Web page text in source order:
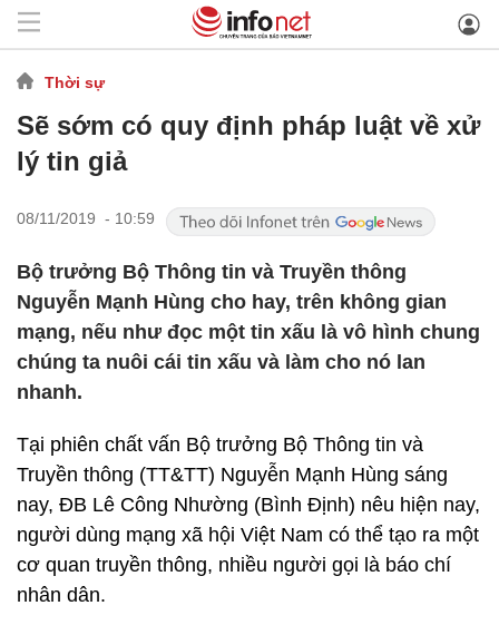
Thời sự
Sẽ sớm có quy định pháp luật về xử
lý tin giả
08/11/2019 - 10:59
Bộ trưởng Bộ Thông tin và Truyền thông
Nguyễn Mạnh Hùng cho hay, trên không gian
mạng, nếu như đọc một tin xấu là vô hình chung
chúng ta nuôi cái tin xấu và làm cho nó lan
nhanh.
Tại phiên chất vấn Bộ trưởng Bộ Thông tin và
Truyền thông (TT&TT) Nguyễn Mạnh Hùng sáng
nay, ĐB Lê Công Nhường (Bình Định) nêu hiện nay,
người dùng mạng xã hội Việt Nam có thể tạo ra một
cơ quan truyền thông, nhiều người gọi là báo chí
nhân dân.